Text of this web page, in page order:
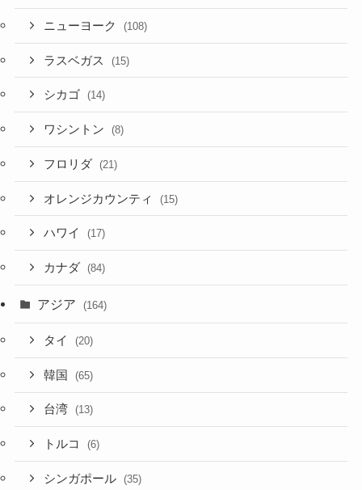
ニューヨーク (108)
ラスベガス (15)
シカゴ (14)
ワシントン (8)
フロリダ (21)
オレンジカウンティ (15)
ハワイ (17)
カナダ (84)
アジア (164)
タイ (20)
韓国 (65)
台湾 (13)
トルコ (6)
シンガポール (35)